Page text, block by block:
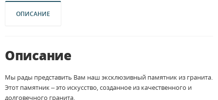
ОПИСАНИЕ
Описание
Мы рады представить Вам наш эксклюзивный памятник из гранита.
Этот памятник – это искусство, созданное из качественного и
долговечного гранита.